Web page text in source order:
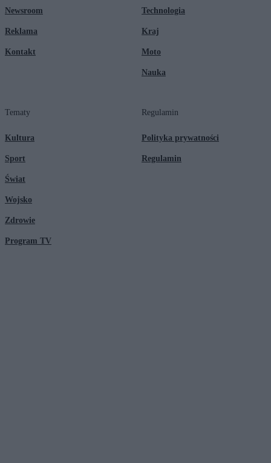
Newsroom
Reklama
Kontakt
Technologia
Kraj
Moto
Nauka
Tematy
Kultura
Sport
Świat
Wojsko
Zdrowie
Program TV
Regulamin
Polityka prywatności
Regulamin